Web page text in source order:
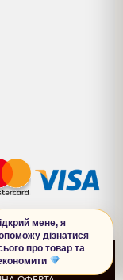
мене, я
дізнатися
про товар та